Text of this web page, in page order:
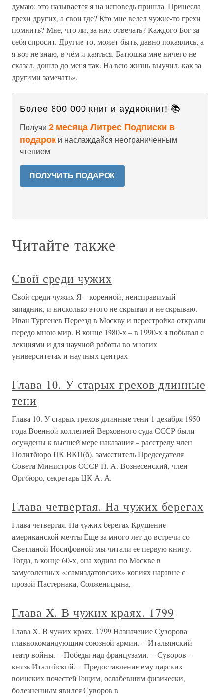
думаю: это называется я на исповедь пришла. Принесла
грехи других, а свои где? Кто мне велел чужие-то грехи
помнить? Мне, что ли, за них отвечать? Каждого Бог за
себя спросит. Другие-то, может быть, давно покаялись, а
я вот не знаю, в чём и каяться. Батюшка мне ничего не
сказал, дошло до меня так. На всю жизнь выучил, как за
другими замечать».
Более 800 000 книг и аудиокниг! 📚
Получи 2 месяца Литрес Подписки в
подарок и наслаждайся неограниченным
чтением
ПОЛУЧИТЬ ПОДАРОК
Читайте также
Свой среди чужих
Свой среди чужих Я – коренной, неисправимый
западник, и нисколько этого не скрывал и не скрываю.
Иван Тургенев Переезд в Москву и перестройка открыли
передо мною мир. В конце 1980-х – в 1990-х я побывал с
лекциями и для научной работы во многих
университетах и научных центрах
Глава 10. У старых грехов длинные
тени
Глава 10. У старых грехов длинные тени 1 декабря 1950
года Военной коллегией Верховного суда СССР были
осуждены к высшей мере наказания – расстрелу член
Политбюро ЦК ВКП(б), заместитель Председателя
Совета Министров СССР Н. А. Вознесенский, член
Оргбюро, секретарь ЦК А. А.
Глава четвертая. На чужих берегах
Глава четвертая. На чужих берегах Крушение
американской мечты Еще за много лет до встречи со
Светланой Иосифовной мы читали ее первую книгу.
Тогда, в конце 60-х, она ходила по Москве в
замусоленных «:самиздатовских» копиях наравне с
прозой Пастернака, Солженицына,
Глава X. В чужих краях. 1799
Глава X. В чужих краях. 1799 Назначение Суворова
главнокомандующим союзной армии. – Итальянский
театр войны. – Победы над французами. – Суворов –
князь Италийский. – Предоставление ему царских
воинских почестейТощим, ослабевшим физически,
болезненным явился Суворов в